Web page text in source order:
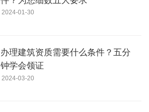
2024-01-30
办理建筑资质需要什么条件？五分
钟学会领证
2024-03-20